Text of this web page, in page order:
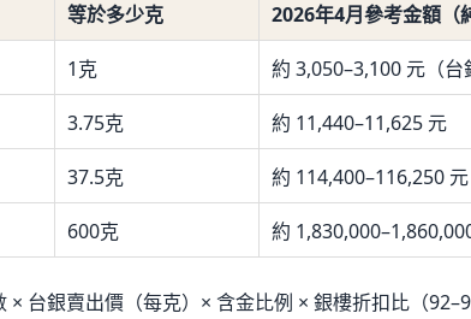
等於多少克 2026年4月參考金額（
1克 約 3,050–3,100 元（台
3.75克 約 11,440–11,625 元
37.5克 約 114,400–116,250 元
600克 約
× 台銀賣出價（每克）× 含金比例 × 銀樓折扣比（